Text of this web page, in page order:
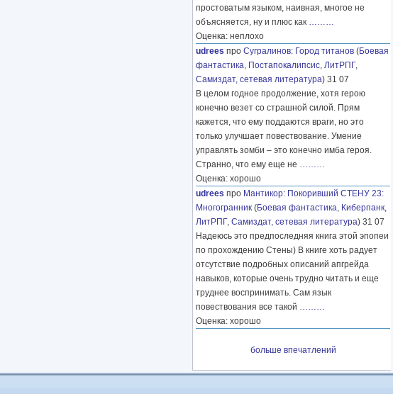
простоватым языком, наивная, многое не
объясняется, ну и плюс как ………
Оценка: неплохо
udrees про Сугралинов: Город титанов (Боевая
фантастика, Постапокалипсис, ЛитРПГ,
Самиздат, сетевая литература) 31 07
В целом годное продолжение, хотя герою
конечно везет со страшной силой. Прям
кажется, что ему поддаются враги, но это
только улучшает повествование. Умение
управлять зомби – это конечно имба героя.
Странно, что ему еще не ………
Оценка: хорошо
udrees про Мантикор: Покоривший СТЕНУ 23:
Многогранник (Боевая фантастика, Киберпанк,
ЛитРПГ, Самиздат, сетевая литература) 31 07
Надеюсь это предпоследняя книга этой эпопеи
по прохождению Стены) В книге хоть радует
отсутствие подробных описаний апгрейда
навыков, которые очень трудно читать и еще
труднее воспринимать. Сам язык
повествования все такой ………
Оценка: хорошо
больше впечатлений